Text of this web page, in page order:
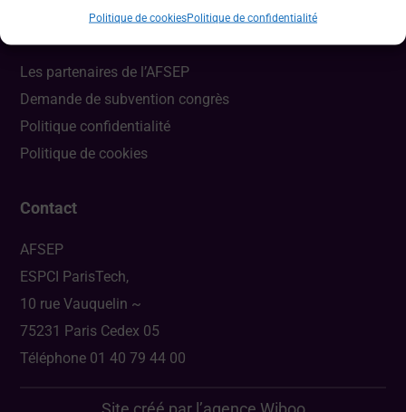
Politique de cookiesPolitique de confidentialité
Liens utiles
Les partenaires de l’AFSEP
Demande de subvention congrès
Politique confidentialité
Politique de cookies
Contact
AFSEP
ESPCI ParisTech,
10 rue Vauquelin ~
75231 Paris Cedex 05
Téléphone 01 40 79 44 00